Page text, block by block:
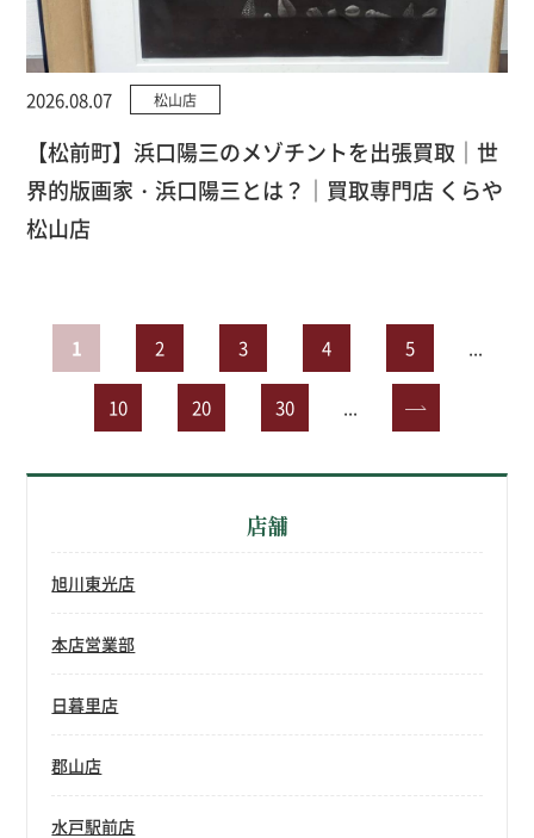
2026.08.07 松山店
【松前町】浜口陽三のメゾチントを出張買取｜世
界的版画家・浜口陽三とは？｜買取専門店 くらや
松山店
1 2 3 4 5 ...
10 20 30 ... »
店舗
旭川東光店
本店営業部
日暮里店
郡山店
水戸駅前店